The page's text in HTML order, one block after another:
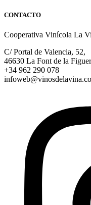
CONTACTO
Cooperativa Vinícola La
C/ Portal de Valencia, 52,
46630 La Font de la
+34 962 290 078